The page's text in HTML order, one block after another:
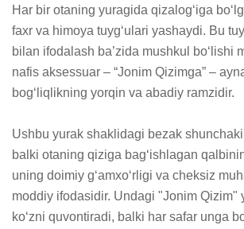
Har bir otaning yuragida qizalog‘iga
faxr va himoya tuyg‘ulari yashaydi. Bu
bilan ifodalash ba’zida mushkul bo‘lishi
nafis aksessuar – “Jonim Qizimga” –
bog‘liqlikning yorqin va abadiy ramzidir.
Ushbu yurak shaklidagi bezak
balki otaning qiziga bag‘ishlagan
uning doimiy g‘amxo‘rligi va cheksiz
moddiy ifodasidir. Undagi "Jonim Qizim"
ko‘zni quvontiradi, balki har safar unga